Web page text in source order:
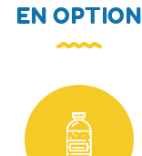
EN OPTION